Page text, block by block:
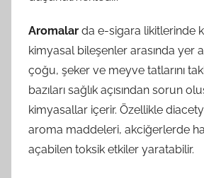
Aromalar da e-sigara likitlerinde
kimyasal bileşenler arasında yer
çoğu, şeker ve meyve tatlarını
bazıları sağlık açısından sorun
kimyasallar içerir. Özellikle
aroma maddeleri, akciğerlerde
açabilen toksik etkiler yaratabilir.